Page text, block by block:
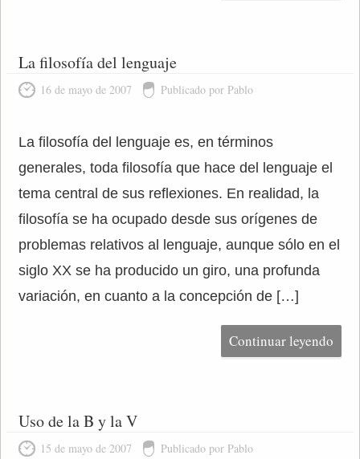
La filosofía del lenguaje
16 de mayo de 2007 Publicado por Pablo
La filosofía del lenguaje es, en términos
generales, toda filosofía que hace del lenguaje el
tema central de sus reflexiones. En realidad, la
filosofía se ha ocupado desde sus orígenes de
problemas relativos al lenguaje, aunque sólo en el
siglo XX se ha producido un giro, una profunda
variación, en cuanto a la concepción de […]
Continuar leyendo
Uso de la B y la V
15 de mayo de 2007 Publicado por Pablo